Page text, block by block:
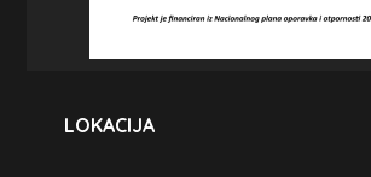
LOKACIJA